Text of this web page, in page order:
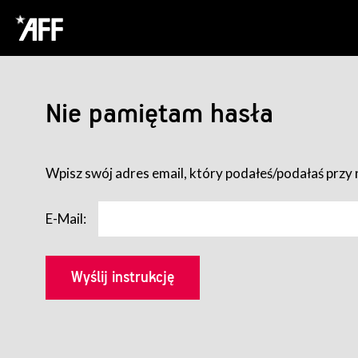
Nie pamiętam hasła
Wpisz swój adres email, który podałeś/podałaś
E-Mail: